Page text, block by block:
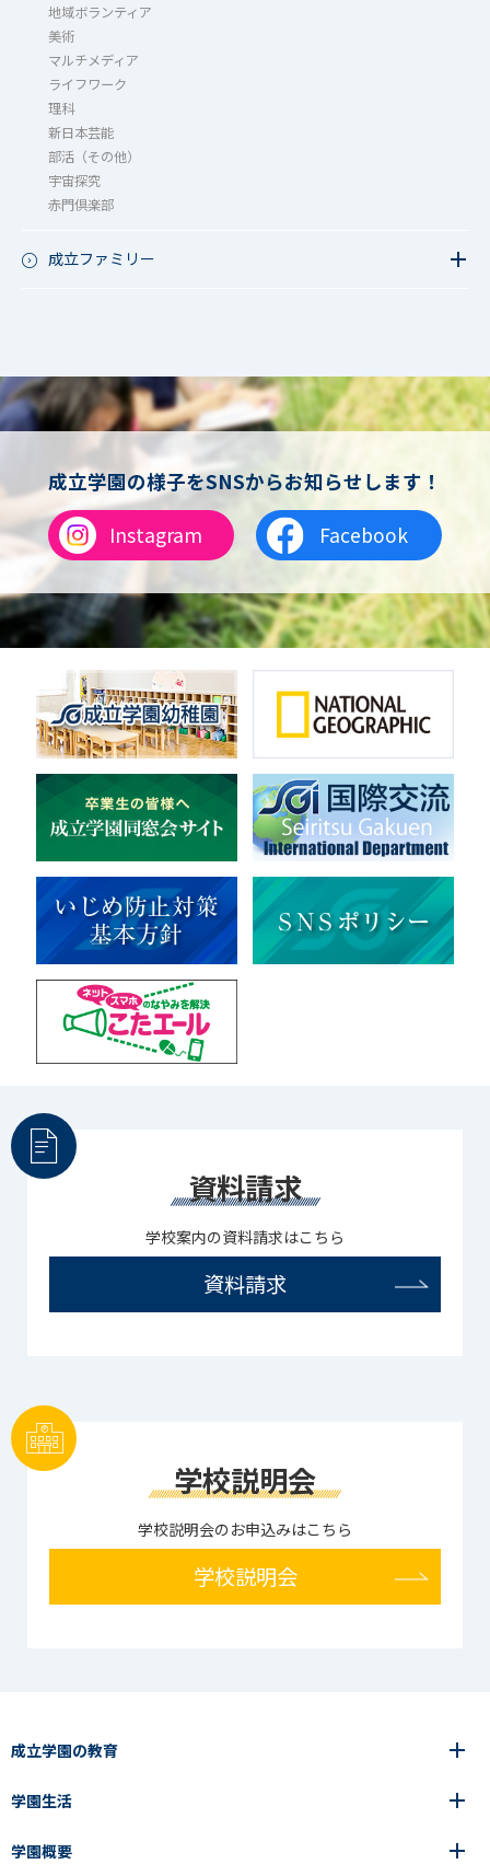
地域ボランティア
美術
マルチメディア
ライフワーク
理科
新日本芸能
部活（その他）
宇宙探究
赤門倶楽部
成立ファミリー
成立学園の様子をSNSからお知らせします！
Instagram
Facebook
資料請求
学校案内の資料請求はこちら
資料請求
学校説明会
学校説明会のお申込みはこちら
学校説明会
成立学園の教育
6年間の一貫教育
中学校
高等学校
学園生活
年間行事
学園概要